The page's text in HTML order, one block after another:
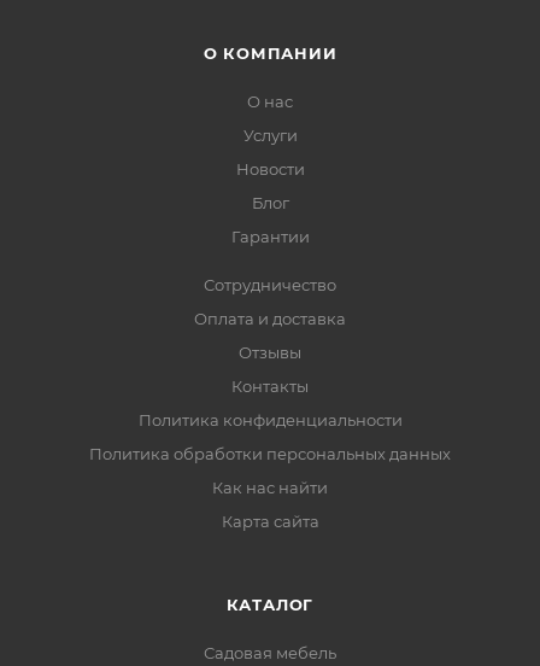
О КОМПАНИИ
О нас
Услуги
Новости
Блог
Гарантии
Сотрудничество
Оплата и доставка
Отзывы
Контакты
Политика конфиденциальности
Политика обработки персональных данных
Как нас найти
Карта сайта
КАТАЛОГ
Садовая мебель